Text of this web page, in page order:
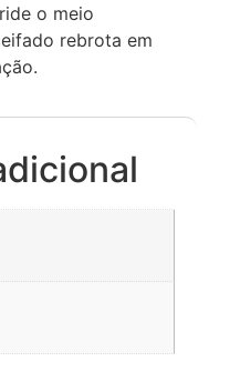
o meio
rebrota em